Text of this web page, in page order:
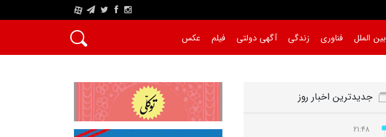
A
بین الملل فناوری زندگی آگهی دولتی فیلم عکس
جدیدترین اخبار روز
21:48